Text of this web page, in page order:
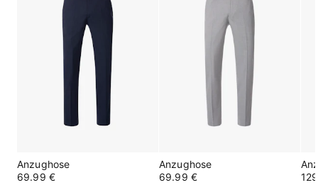
Anzughose
69.99 €
Anzughose
69.99 €